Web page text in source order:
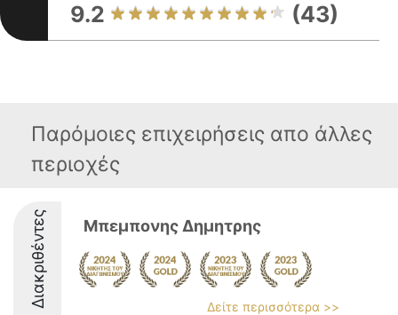
9.2 (43)
Παρόμοιες επιχειρήσεις απο άλλες
περιοχές
Διακριθέντες Μπεμπονης Δημητρης
Δείτε περισσότερα >>